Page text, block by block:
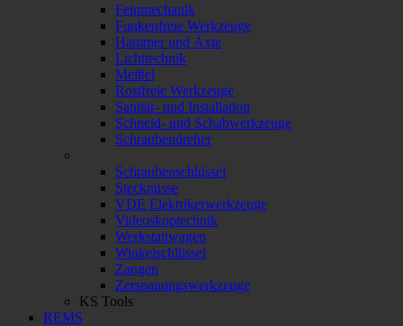
Feinmechanik
Funkenfreie Werkzeuge
Hammer und Äxte
Lichttechnik
Meißel
Rostfreie Werkzeuge
Sanitär- und Installation
Schneid- und Schabwerkzeuge
Schraubendreher
Schraubenschlüssel
Stecknüsse
VDE Elektrikerwerkzeuge
Videoskoptechnik
Werkstattwagen
Winkelschlüssel
Zangen
Zerspanungswerkzeuge
KS Tools
REMS